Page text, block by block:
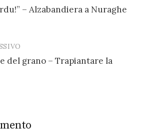
– Alzabandiera a Nuraghe
del grano – Trapiantare la